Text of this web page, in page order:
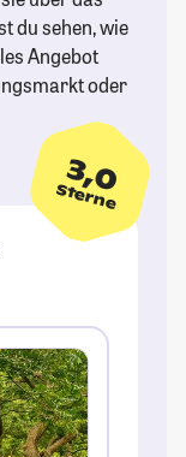
du sehen, wie
Angebot
oder
3,0
Sterne